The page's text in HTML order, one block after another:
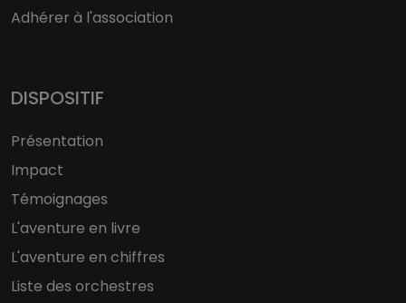
Adhérer à l'association
DISPOSITIF
Présentation
Impact
Témoignages
L'aventure en livre
L'aventure en chiffres
Liste des orchestres